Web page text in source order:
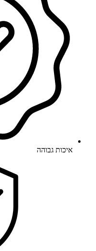
איכות גבוהה